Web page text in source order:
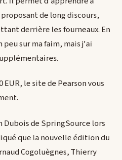
de long discours,
derrière les fourneaux. En
sur ma faim, mais j'ai
EUR, le site de Pearson vous
Dubois de SpringSource lors
que la nouvelle édition du
Cogoluègnes, Thierry